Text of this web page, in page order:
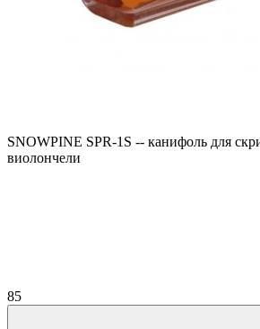
SNOWPINE SPR-1S -- канифоль для
виолончели
85